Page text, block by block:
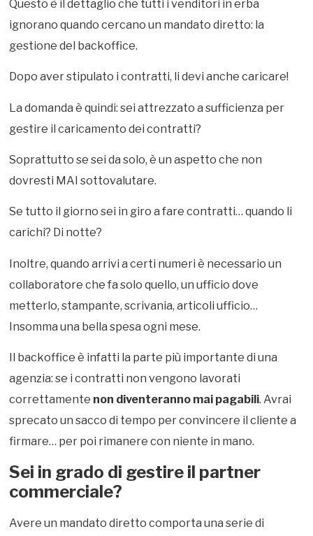
Questo è il dettaglio che tutti i venditori in erba
ignorano quando cercano un mandato diretto: la
gestione del backoffice.
Dopo aver stipulato i contratti, li devi anche caricare!
La domanda è quindi: sei attrezzato a sufficienza per
gestire il caricamento dei contratti?
Soprattutto se sei da solo, è un aspetto che non
dovresti MAI sottovalutare.
Se tutto il giorno sei in giro a fare contratti… quando li
carichi? Di notte?
Inoltre, quando arrivi a certi numeri è necessario un
collaboratore che fa solo quello, un ufficio dove
metterlo, stampante, scrivania, articoli ufficio…
Insomma una bella spesa ogni mese.
Il backoffice è infatti la parte più importante di una
agenzia: se i contratti non vengono lavorati
correttamente non diventeranno mai pagabili. Avrai
sprecato un sacco di tempo per convincere il cliente a
firmare… per poi rimanere con niente in mano.
Sei in grado di gestire il partner
commerciale?
Avere un mandato diretto comporta una serie di